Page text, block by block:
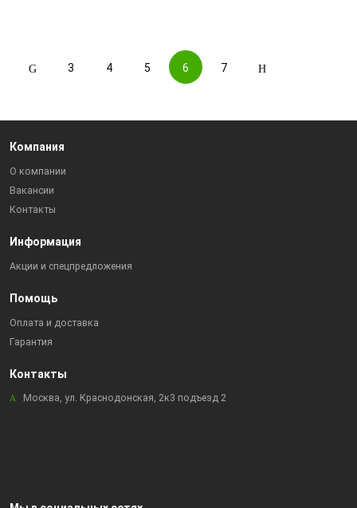
3 4 5 6 7
Компания
О компании
Вакансии
Контакты
Информация
Акции и спецпредложения
Помощь
Оплата и доставка
Гарантия
Контакты
Москва, ул. Краснодонская, 2к3 подъезд 2